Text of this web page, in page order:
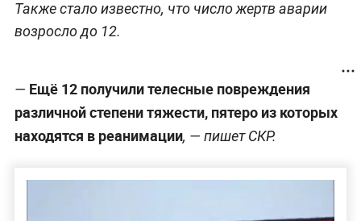
Также стало известно, что число жертв аварии
возросло до 12.
— Ещё 12 получили телесные повреждения
различной степени тяжести, пятеро из которых
находятся в реанимации, — пишет СКР.